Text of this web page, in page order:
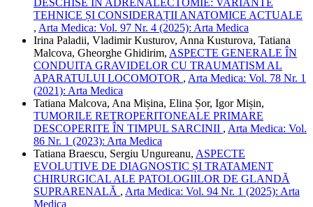
DESCHISE ÎN ADRENALECTOMIE: VARIANTE
TEHNICE ȘI CONSIDERAȚII ANATOMICE ACTUALE
, Arta Medica: Vol. 97 Nr. 4 (2025): Arta Medica
Irina Paladii, Vladimir Kusturov, Anna Kusturova, Tatiana
Malcova, Gheorghe Ghidirim, ASPECTE GENERALE ÎN
CONDUITA GRAVIDELOR CU TRAUMATISM AL
APARATULUI LOCOMOTOR , Arta Medica: Vol. 78 Nr. 1
(2021): Arta Medica
Tatiana Malcova, Ana Mișina, Elina Șor, Igor Mișin,
TUMORILE RETROPERITONEALE PRIMARE
DESCOPERITE ÎN TIMPUL SARCINII , Arta Medica: Vol.
86 Nr. 1 (2023): Arta Medica
Tatiana Braescu, Sergiu Ungureanu, ASPECTE
EVOLUTIVE DE DIAGNOSTIC ȘI TRATAMENT
CHIRURGICAL ALE PATOLOGIILOR DE GLANDĂ
SUPRARENALĂ , Arta Medica: Vol. 94 Nr. 1 (2025): Arta
Medica